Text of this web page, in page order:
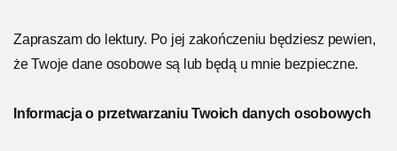
Zapraszam do lektury. Po jej zakończeniu będziesz pewien,
że Twoje dane osobowe są lub będą u mnie bezpieczne.
Informacja o przetwarzaniu Twoich danych osobowych